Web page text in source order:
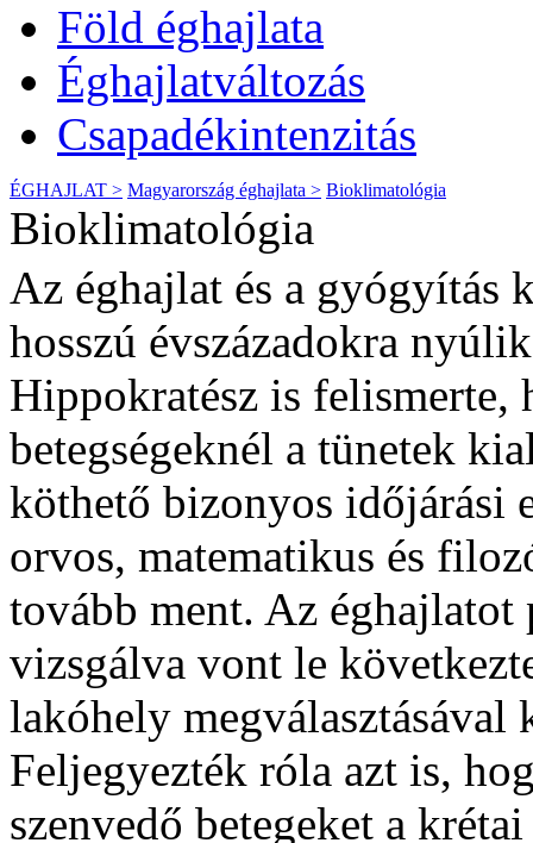
Föld éghajlata
Éghajlatváltozás
Csapadékintenzitás
ÉGHAJLAT > Magyarország éghajlata > Bioklimatológia
Bioklimatológia
Az éghajlat és a gyógyítás
hosszú évszázadokra
Hippokratész is felismerte,
betegségeknél a tünetek
köthető bizonyos időjárási
orvos, matematikus és
tovább ment. Az
vizsgálva vont le
lakóhely megválasztásával
Feljegyezték róla azt is,
szenvedő betegeket a